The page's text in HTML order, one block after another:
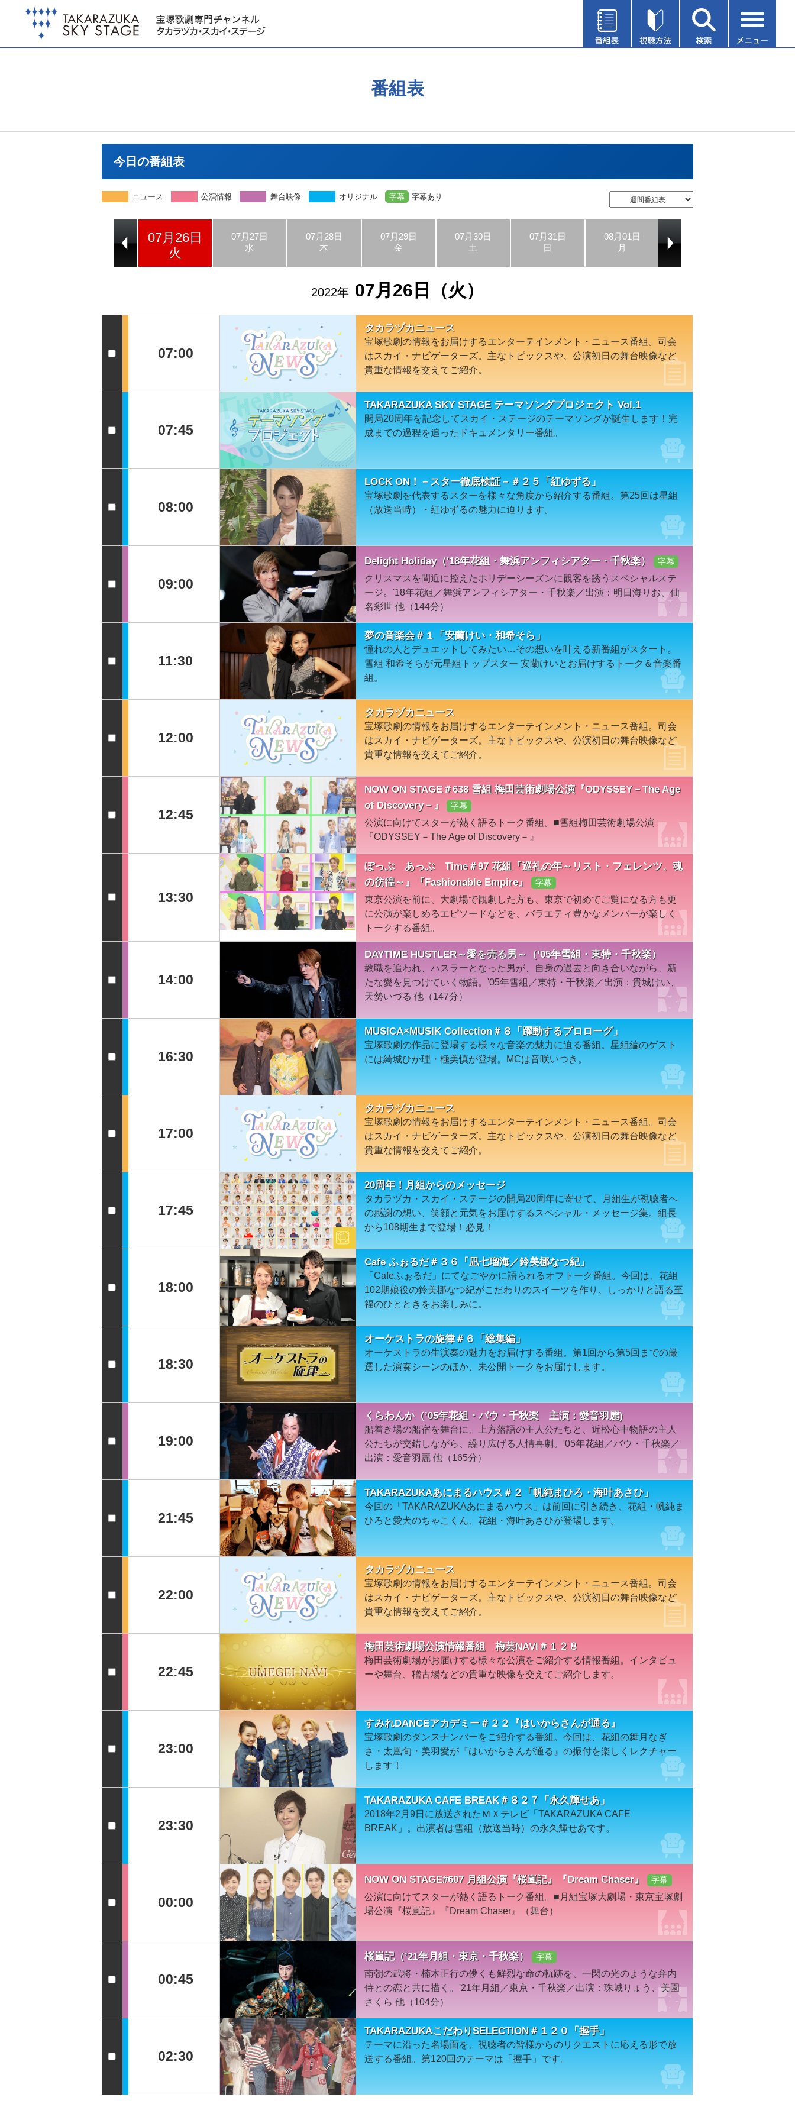
番組表
今日の番組表
ニュース 公演情報 舞台映像 オリジナル 字幕 字幕あり
07月26日
火
07月27日
水
07月28日
木
07月29日
金
07月30日
土
07月31日
日
08月01日
月
2022年 07月26日（火）
07:00
タカラヅカニュース
宝塚歌劇の情報をお届けするエンターテインメント・ニュース番組。司会
はスカイ・ナビゲーターズ。主なトピックスや、公演初日の舞台映像など
貴重な情報を交えてご紹介。
07:45
TAKARAZUKA SKY STAGE テーマソングプロジェクト Vol.1
開局20周年を記念してスカイ・ステージのテーマソングが誕生します！完
成までの過程を追ったドキュメンタリー番組。
08:00
LOCK ON！－スター徹底検証－＃２５「紅ゆずる」
宝塚歌劇を代表するスターを様々な角度から紹介する番組。第25回は星組
（放送当時）・紅ゆずるの魅力に迫ります。
09:00
Delight Holiday（'18年花組・舞浜アンフィシアター・千秋楽） 字幕
クリスマスを間近に控えたホリデーシーズンに観客を誘うスペシャルステ
ージ。'18年花組／舞浜アンフィシアター・千秋楽／出演：明日海りお、仙
名彩世 他（144分）
11:30
夢の音楽会＃１「安蘭けい・和希そら」
憧れの人とデュエットしてみたい…その想いを叶える新番組がスタート。
雪組 和希そらが元星組トップスター 安蘭けいとお届けするトーク＆音楽番
組。
12:00
タカラヅカニュース
宝塚歌劇の情報をお届けするエンターテインメント・ニュース番組。司会
はスカイ・ナビゲーターズ。主なトピックスや、公演初日の舞台映像など
貴重な情報を交えてご紹介。
12:45
NOW ON STAGE＃638 雪組 梅田芸術劇場公演『ODYSSEY－The Age
of Discovery－』
字幕
公演に向けてスターが熱く語るトーク番組。■雪組梅田芸術劇場公演
『ODYSSEY－The Age of Discovery－』
13:30
ぽっぷ あっぷ Time＃97 花組『巡礼の年～リスト・フェレンツ、魂
の彷徨～』『Fashionable Empire』
字幕
東京公演を前に、大劇場で観劇した方も、東京で初めてご覧になる方も更
に公演が楽しめるエピソードなどを、バラエティ豊かなメンバーが楽しく
トークする番組。
14:00
DAYTIME HUSTLER～愛を売る男～（’05年雪組・東特・千秋楽）
教職を追われ、ハスラーとなった男が、自身の過去と向き合いながら、新
たな愛を見つけていく物語。'05年雪組／東特・千秋楽／出演：貴城けい、
天勢いづる 他（147分）
16:30
MUSICA×MUSIK Collection＃８「躍動するプロローグ」
宝塚歌劇の作品に登場する様々な音楽の魅力に迫る番組。星組編のゲスト
には綺城ひか理・極美慎が登場。MCは音咲いつき。
17:00
タカラヅカニュース
宝塚歌劇の情報をお届けするエンターテインメント・ニュース番組。司会
はスカイ・ナビゲーターズ。主なトピックスや、公演初日の舞台映像など
貴重な情報を交えてご紹介。
17:45
20周年！月組からのメッセージ
タカラヅカ・スカイ・ステージの開局20周年に寄せて、月組生が視聴者へ
の感謝の想い、笑顔と元気をお届けするスペシャル・メッセージ集。組長
から108期生まで登場！必見！
18:00
Cafe ふぉるだ＃３６「凪七瑠海／鈴美梛なつ紀」
「Cafeふぉるだ」にてなごやかに語られるオフトーク番組。今回は、花組
102期娘役の鈴美梛なつ紀がこだわりのスイーツを作り、しっかりと語る至
福のひとときをお楽しみに。
18:30
オーケストラの旋律＃６「総集編」
オーケストラの生演奏の魅力をお届けする番組。第1回から第5回までの厳
選した演奏シーンのほか、未公開トークをお届けします。
19:00
くらわんか（’05年花組・バウ・千秋楽 主演：愛音羽麗)
船着き場の船宿を舞台に、上方落語の主人公たちと、近松心中物語の主人
公たちが交錯しながら、繰り広げる人情喜劇。'05年花組／バウ・千秋楽／
出演：愛音羽麗 他（165分）
21:45
TAKARAZUKAあにまるハウス＃２「帆純まひろ・海叶あさひ」
今回の「TAKARAZUKAあにまるハウス」は前回に引き続き、花組・帆純ま
ひろと愛犬のちゃこくん、花組・海叶あさひが登場します。
22:00
タカラヅカニュース
宝塚歌劇の情報をお届けするエンターテインメント・ニュース番組。司会
はスカイ・ナビゲーターズ。主なトピックスや、公演初日の舞台映像など
貴重な情報を交えてご紹介。
22:45
梅田芸術劇場公演情報番組 梅芸NAVI＃１２８
梅田芸術劇場がお届けする様々な公演をご紹介する情報番組。インタビュ
ーや舞台、稽古場などの貴重な映像を交えてご紹介します。
23:00
すみれDANCEアカデミー＃２２『はいからさんが通る』
宝塚歌劇のダンスナンバーをご紹介する番組。今回は、花組の舞月なぎ
さ・太凰旬・美羽愛が『はいからさんが通る』の振付を楽しくレクチャー
します！
23:30
TAKARAZUKA CAFE BREAK＃８２７「永久輝せあ」
2018年2月9日に放送されたＭＸテレビ「TAKARAZUKA CAFE
BREAK」。出演者は雪組（放送当時）の永久輝せあです。
00:00
NOW ON STAGE#607 月組公演『桜嵐記』『Dream Chaser』 字幕
公演に向けてスターが熱く語るトーク番組。■月組宝塚大劇場・東京宝塚劇
場公演『桜嵐記』『Dream Chaser』（舞台）
00:45
桜嵐記（’21年月組・東京・千秋楽） 字幕
南朝の武将・楠木正行の儚くも鮮烈な命の軌跡を、一閃の光のような弁内
侍との恋と共に描く。'21年月組／東京・千秋楽／出演：珠城りょう、美園
さくら 他（104分）
02:30
TAKARAZUKAこだわりSELECTION＃１２０「握手」
テーマに沿った名場面を、視聴者の皆様からのリクエストに応える形で放
送する番組。第120回のテーマは「握手」です。